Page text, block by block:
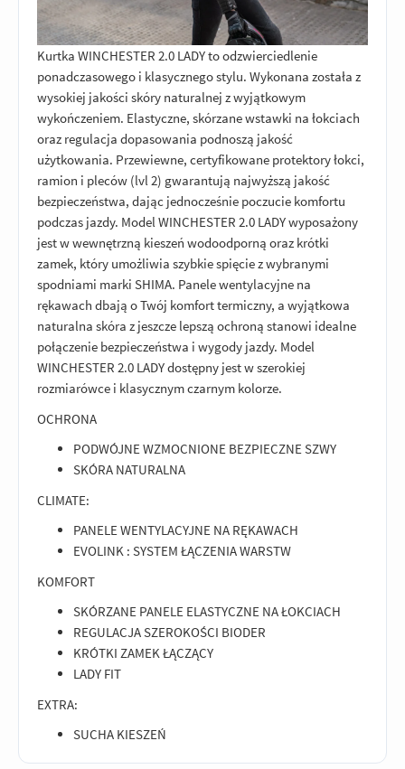
Kurtka WINCHESTER 2.0 LADY to odzwierciedlenie
ponadczasowego i klasycznego stylu. Wykonana została z
wysokiej jakości skóry naturalnej z wyjątkowym
wykończeniem. Elastyczne, skórzane wstawki na łokciach
oraz regulacja dopasowania podnoszą jakość
użytkowania. Przewiewne, certyfikowane protektory łokci,
ramion i pleców (lvl 2) gwarantują najwyższą jakość
bezpieczeństwa, dając jednocześnie poczucie komfortu
podczas jazdy. Model WINCHESTER 2.0 LADY wyposażony
jest w wewnętrzną kieszeń wodoodporną oraz krótki
zamek, który umożliwia szybkie spięcie z wybranymi
spodniami marki SHIMA. Panele wentylacyjne na
rękawach dbają o Twój komfort termiczny, a wyjątkowa
naturalna skóra z jeszcze lepszą ochroną stanowi idealne
połączenie bezpieczeństwa i wygody jazdy. Model
WINCHESTER 2.0 LADY dostępny jest w szerokiej
rozmiarówce i klasycznym czarnym kolorze.
OCHRONA
PODWÓJNE WZMOCNIONE BEZPIECZNE SZWY
SKÓRA NATURALNA
CLIMATE:
PANELE WENTYLACYJNE NA RĘKAWACH
EVOLINK : SYSTEM ŁĄCZENIA WARSTW
KOMFORT
SKÓRZANE PANELE ELASTYCZNE NA ŁOKCIACH
REGULACJA SZEROKOŚCI BIODER
KRÓTKI ZAMEK ŁĄCZĄCY
LADY FIT
EXTRA:
SUCHA KIESZEŃ